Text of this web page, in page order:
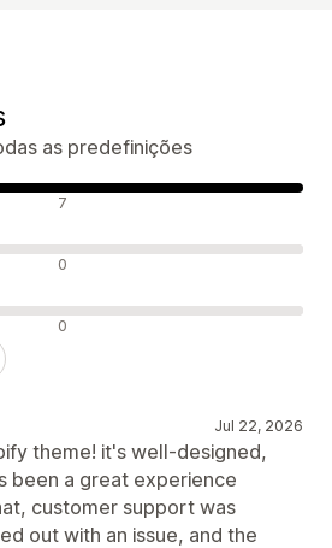
as predefinições
7
0
0
Jul 22, 2026
theme! it's well-designed,
been a great experience
customer support was
out with an issue, and the